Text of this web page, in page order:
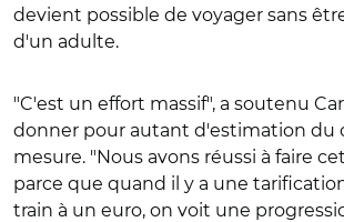
devient possible de voyager sans
d'un adulte.
"C'est un effort massif", a soutenu
donner pour autant d'estimation du
mesure. "Nous avons réussi à faire
parce que quand il y a une
train à un euro, on voit une